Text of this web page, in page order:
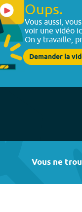
Oups.
Vous aussi,
voir une vidéo
On y travaille,
Demander la
Vous ne